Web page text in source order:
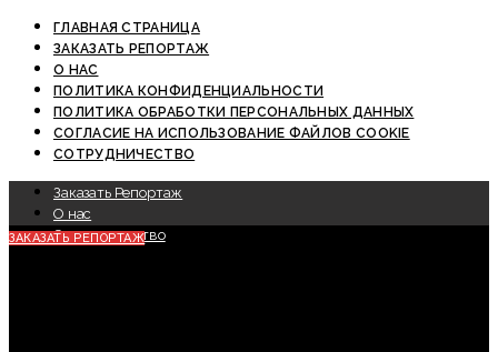
ГЛАВНАЯ СТРАНИЦА
ЗАКАЗАТЬ РЕПОРТАЖ
О НАС
ПОЛИТИКА КОНФИДЕНЦИАЛЬНОСТИ
ПОЛИТИКА ОБРАБОТКИ ПЕРСОНАЛЬНЫХ ДАННЫХ
СОГЛАСИЕ НА ИСПОЛЬЗОВАНИЕ ФАЙЛОВ COOKIE
СОТРУДНИЧЕСТВО
Заказать Репортаж
О нас
Сотрудничество
ЗАКАЗАТЬ РЕПОРТАЖ